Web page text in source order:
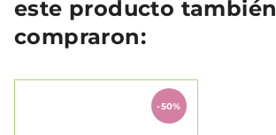
este producto también
compraron:
-50%